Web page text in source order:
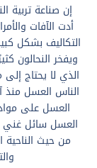
إن صناعة تربية
أدت الآفات
التكاليف بشكل
ويفخر النحالون
الذي لا يحتاج
الناس العسل منذ
العسل على مواد
العسل سائل غني
من حيث